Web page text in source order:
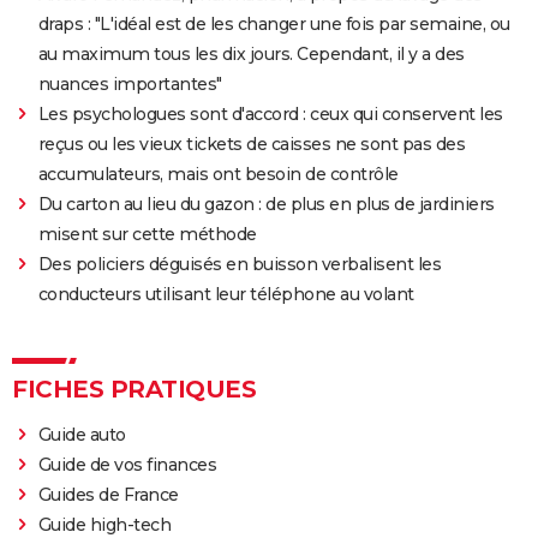
Avengers Doomsday : la bande-annonce est enfin
sortie, et on ne comprend plus grand chose au MCU
Tomb Raider : synopsis, Alicia Vikander, streaming,
avis... Tout sur le film sur Lara Croft
Shang Chi : synopsis, casting, scènes post-générique,
streaming, critiques, Disney+...
Uncharted : faut-il connaître le jeu avant de voir le
film ?
Venom : synopsis, casting, streaming, avis... Tout sur
annonce, casting...
annonce, streaming, photos, avis...
Top Gun Maverick : Tom Cruise a-t-il vraiment piloté
des avions pour les besoins du film ?
draps : "L'idéal est de les changer une fois par semaine, ou
au maximum tous les dix jours. Cependant, il y a des
nuances importantes"
Les psychologues sont d'accord : ceux qui conservent les
reçus ou les vieux tickets de caisses ne sont pas des
accumulateurs, mais ont besoin de contrôle
Du carton au lieu du gazon : de plus en plus de jardiniers
misent sur cette méthode
Des policiers déguisés en buisson verbalisent les
conducteurs utilisant leur téléphone au volant
FICHES PRATIQUES
Guide auto
Guide de vos finances
Guides de France
Guide high-tech